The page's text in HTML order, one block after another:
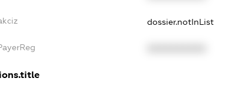
dossier.notInList